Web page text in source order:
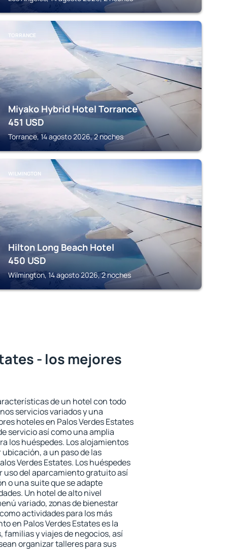
TORRANCE
Miyako Hybrid Hotel Torrance
451 USD
Torrance, 14 agosto 2026, 2 noches
WILMINGTON
Hilton Long Beach Hotel
450 USD
Wilmington, 14 agosto 2026, 2 noches
- los mejores
de un hotel con todo
servicios variados y una
hoteles en Palos Verdes Estates
servicio así como una amplia
los huéspedes. Los alojamientos
a un paso de las
Verdes Estates. Los huéspedes
uso del aparcamiento gratuito así
o una suite que se adapte
Un hotel de alto nivel
variado, zonas de bienestar
actividades para los más
en Palos Verdes Estates es la
y viajes de negocios, así
organizar talleres para sus